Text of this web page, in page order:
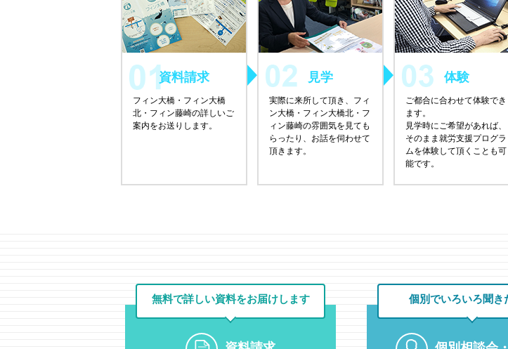
資料請求
フィン大橋・フィン大橋
北・フィン藤崎の詳しいご
案内をお送りします。
見学
実際に来所して頂き、フィ
ン大橋・フィン大橋北・フ
ィン藤崎の雰囲気を見ても
らったり、お話を伺わせて
頂きます。
体験
ご都合に合わせて体験でき
ます。
見学時にご希望があれば、
そのまま就労支援プログラ
ムを体験して頂くことも可
能です。
無料で詳しい資料をお届けします 個別でいろいろ聞き